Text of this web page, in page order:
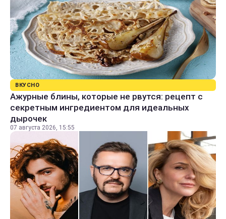
ВКУСНО
Ажурные блины, которые не рвутся: рецепт с
секретным ингредиентом для идеальных
дырочек
07 августа 2026, 15:55